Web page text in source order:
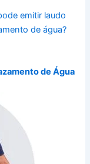
emitir laudo
de água?
de Água